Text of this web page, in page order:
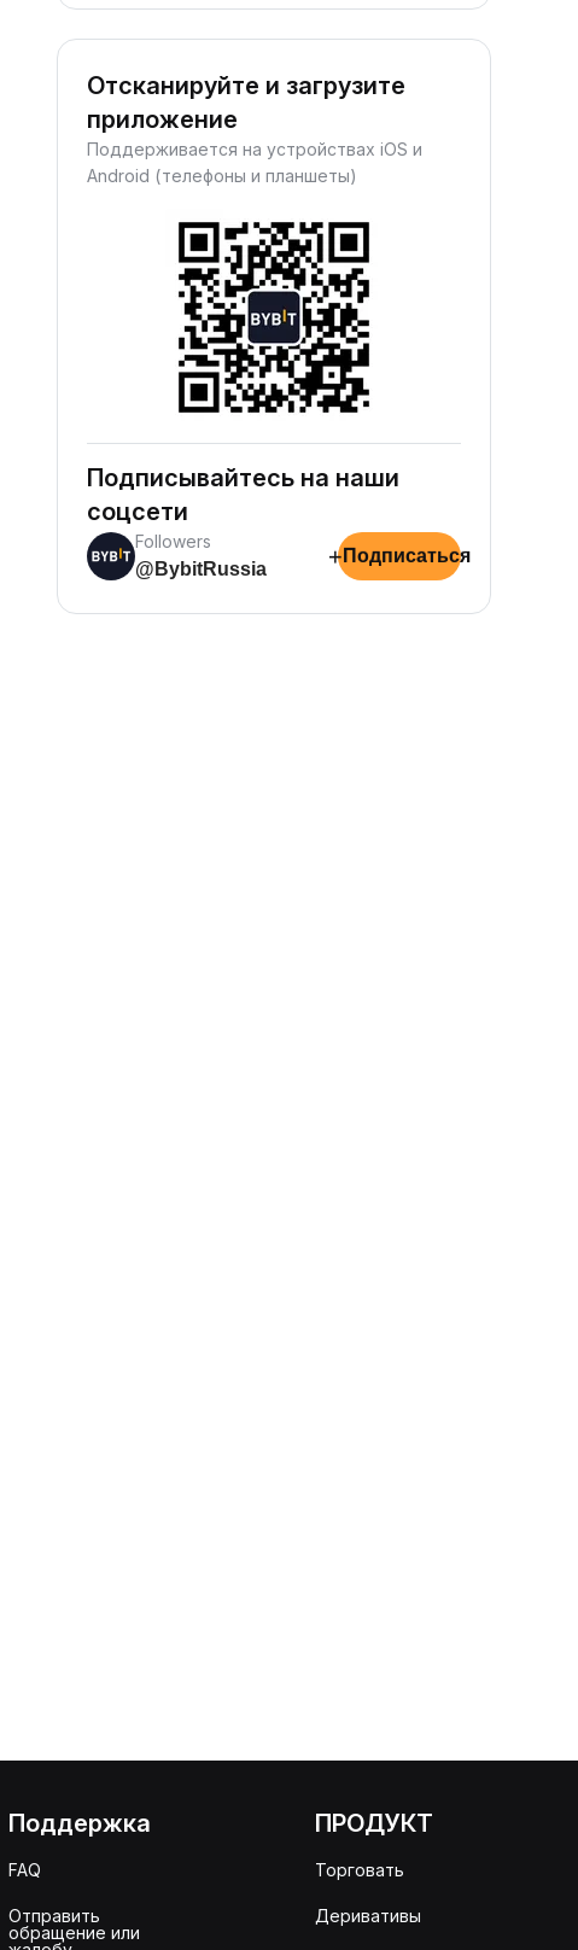
Отсканируйте и загрузите
приложение
Поддерживается на устройствах iOS и
Android (телефоны и планшеты)
Подписывайтесь на наши
соцсети
Followers
@BybitRussia
+ Подписаться
Поддержка
FAQ
Отправить
обращение или
ПРОДУКТ
Торговать
Деривативы